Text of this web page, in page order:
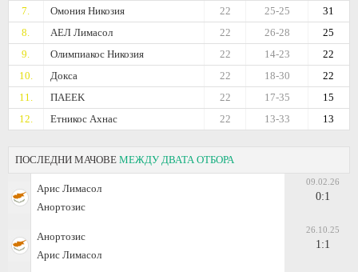
7.
Омония Никозия 31
25-25
22
8.
АЕЛ Лимасол 25
26-28
22
9.
Олимпиакос Никозия 22
14-23
22
10.
Докса 22
18-30
22
11.
ΠΑΕΕΚ 15
17-35
22
12.
Етникос Ахнас 13
13-33
22
ПОСЛЕДНИ МАЧОВЕ МЕЖДУ ДВАТА ОТБОРА
Арис Лимасол
Анортозис
09.02.26
0:1
Анортозис
Арис Лимасол
26.10.25
1:1